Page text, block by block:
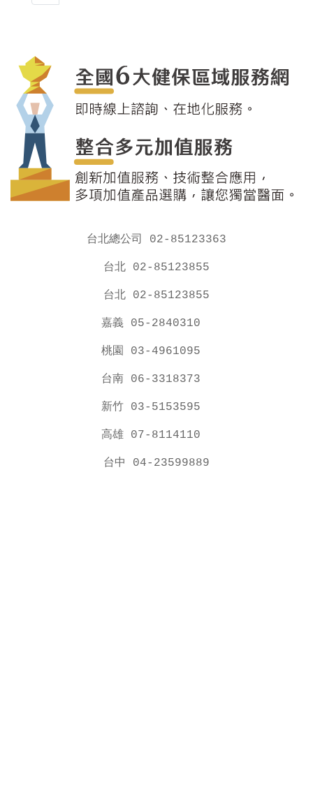
台北總公司 02-85123363
台北 02-85123855
台北 02-85123855
嘉義 05-2840310
桃園 03-4961095
台南 06-3318373
新竹 03-5153595
高雄 07-8114110
台中 04-23599889